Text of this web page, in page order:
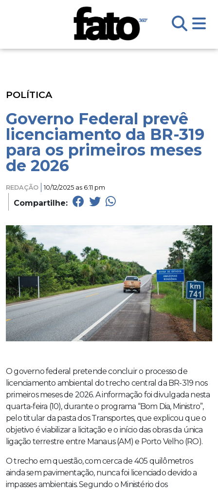
POLÍTICA
Governo Federal prevê
licenciamento da BR-319
para os primeiros meses
de 2026
REDAÇÃO 10/12/2025 as 6:11 pm
Compartilhe:
O governo federal pretende concluir o processo de
licenciamento ambiental do trecho central da BR-319 nos
primeiros meses de 2026. A informação foi divulgada nesta
quarta-feira (10), durante o programa “Bom Dia, Ministro”,
pelo titular da pasta dos Transportes, que explicou que o
objetivo é viabilizar a licitação e o início das obras da única
ligação terrestre entre Manaus (AM) e Porto Velho (RO).
O trecho em questão, com cerca de 405 quilômetros
ainda sem pavimentação, nunca foi licenciado devido a
impasses ambientais. Segundo o Ministério dos